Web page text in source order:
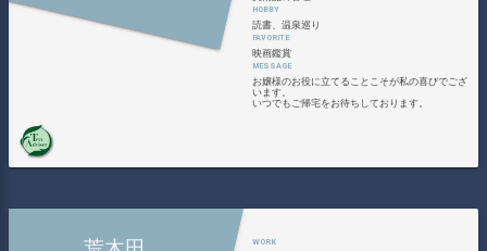
読書、温泉巡り
映画鑑賞
お嬢様のお役に立てることこそが私の喜びでござ
います。
いつでもご帰宅をお待ちしております。